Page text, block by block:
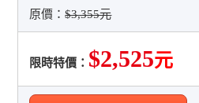
原價：$3,355元
限時特價： $2,525元